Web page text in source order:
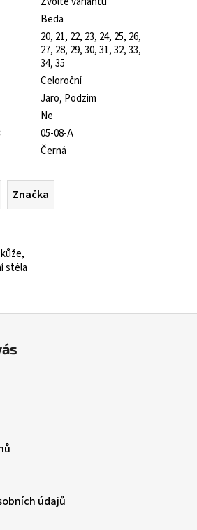
Beda
20, 21, 22, 23, 24, 25, 26,
27, 28, 29, 30, 31, 32, 33,
34, 35
Celoroční
Jaro, Podzim
Ne
05-08-A
Černá
Značka
stéla
údajů